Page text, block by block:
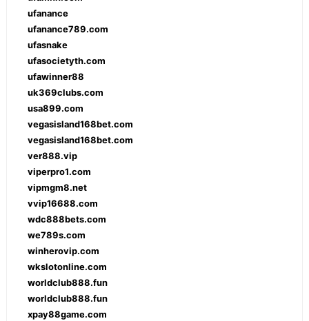
ufanance
ufanance789.com
ufasnake
ufasocietyth.com
ufawinner88
uk369clubs.com
usa899.com
vegasisland168bet.com
vegasisland168bet.com
ver888.vip
viperpro1.com
vipmgm8.net
vvip16688.com
wdc888bets.com
we789s.com
winherovip.com
wkslotonline.com
worldclub888.fun
worldclub888.fun
xpay88game.com